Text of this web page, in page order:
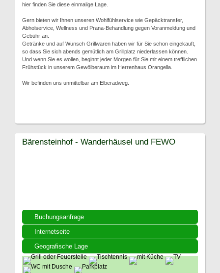
hier finden Sie diese einmalige Lage.
Gern bieten wir Ihnen unseren Wohlfühlservice wie Gepäcktransfer,
Abholservice, Wellness und Prana-Behandlung gegen Voranmeldung und
Gebühr an.
Getränke und auf Wunsch Grillwaren haben wir für Sie schon eingekauft,
so dass Sie sich abends gemütlich am Grillplatz niederlassen können.
Und wenn Sie es wollen, beginnt jeder Morgen für Sie mit einem trefflichen
Frühstück in unserem Gewölberaum im Herrenhaus Orangella.
Wir befinden uns unmittelbar am Elberadweg.
Buchungsanfrage
Internetseite
Geografische Lage
Bärensteinhof - Wanderhäusel und FEWO